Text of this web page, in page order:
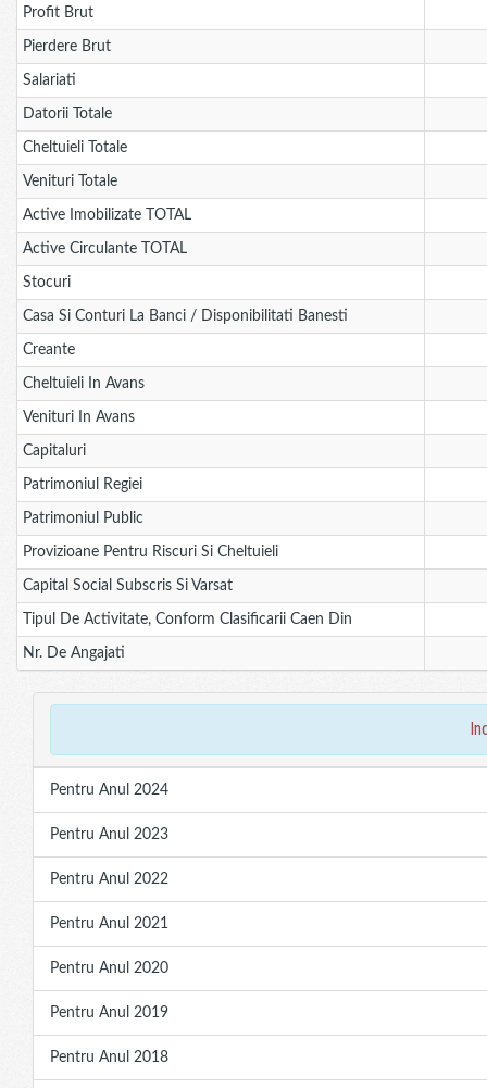
Profit Brut
Pierdere Brut
Salariati
Datorii Totale
Cheltuieli Totale
Venituri Totale
Active Imobilizate TOTAL
Active Circulante TOTAL
Stocuri
Casa Si Conturi La Banci / Disponibilitati Banesti
Creante
Cheltuieli In Avans
Venituri In Avans
Capitaluri
Patrimoniul Regiei
Patrimoniul Public
Provizioane Pentru Riscuri Si Cheltuieli
Capital Social Subscris Si Varsat
Tipul De Activitate, Conform Clasificarii Caen Din
Nr. De Angajati
Pentru Anul 2024
Pentru Anul 2023
Pentru Anul 2022
Pentru Anul 2021
Pentru Anul 2020
Pentru Anul 2019
Pentru Anul 2018